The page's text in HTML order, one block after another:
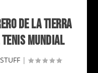
DE LA TIERRA
MUNDIAL
STUFF |